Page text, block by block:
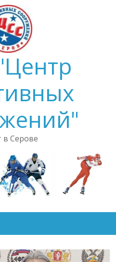
в Серове